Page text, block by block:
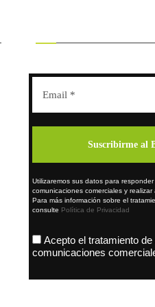
Utilizaremos sus datos para
comunicaciones comerciales y realizar
Para más información sobre el
consulte Política de Privacidad
Acepto el tratamiento
comunicaciones